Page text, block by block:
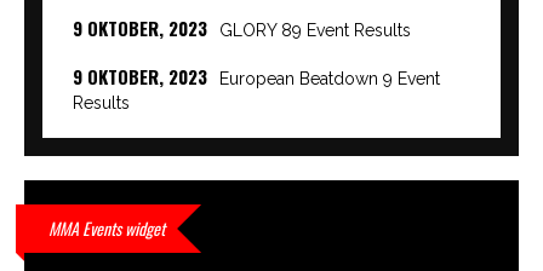
9 OKTOBER, 2023 GLORY 89 Event Results
9 OKTOBER, 2023
European Beatdown 9 Event
Results
9 OKTOBER, 2023
waar hij van gemaakt is…
MMA Events widget